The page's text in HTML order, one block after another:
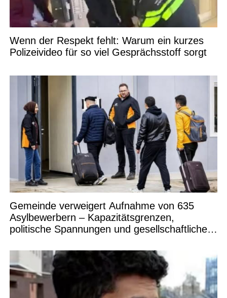
Wenn der Respekt fehlt: Warum ein kurzes
Polizeivideo für so viel Gesprächsstoff sorgt
Gemeinde verweigert Aufnahme von 635
Asylbewerbern – Kapazitätsgrenzen,
politische Spannungen und gesellschaftliche